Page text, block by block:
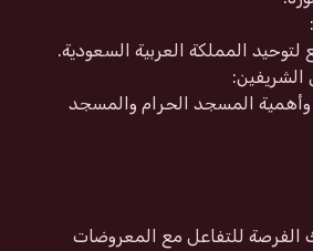
لتوحيد المملكة العربية السعودية.
وأهمية المسجد الحرام والمسجد
الفرصة للتفاعل مع المعروضات